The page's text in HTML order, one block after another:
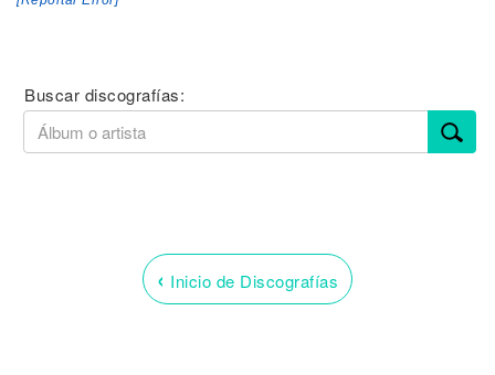
Buscar discografías:
‹ Inicio de Discografías